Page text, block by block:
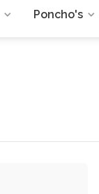
Poncho's